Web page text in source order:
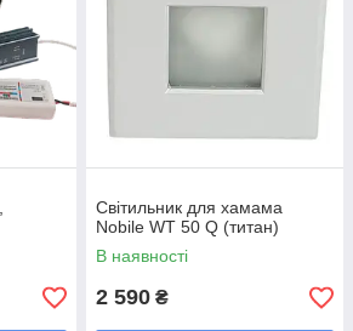
Світильник для хамама
Nobile WT 50 Q (титан)
В наявності
2 590 ₴